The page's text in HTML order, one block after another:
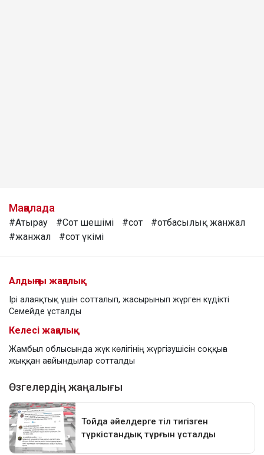
Мақалада
#Атырау #Сот шешімі #сот
#отбасылық жанжал
#жанжал
#сот үкімі
Алдыңғы жаңалық
Ірі алаяқтық үшін сотталып, жасырынып жүрген күдікті
Семейде ұсталды
Келесі жаңалық
Жамбыл облысында жүк көлігінің жүргізушісін соққыға
жыққан ағайындылар сотталды